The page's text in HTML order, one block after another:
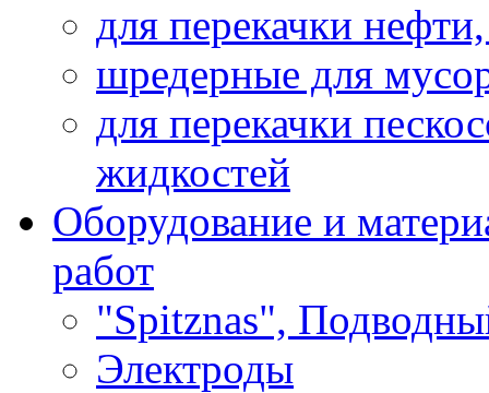
для перекачки
шредерные для
для перекачки
жидкостей
Оборудование и
работ
"Spitznas",
Электроды